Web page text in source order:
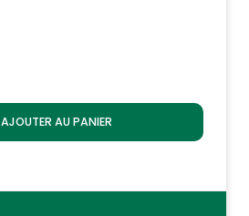
AJOUTER AU PANIER